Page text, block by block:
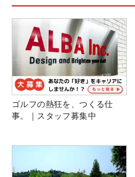
ゴルフの熱狂を、つくる仕
事。｜スタッフ募集中